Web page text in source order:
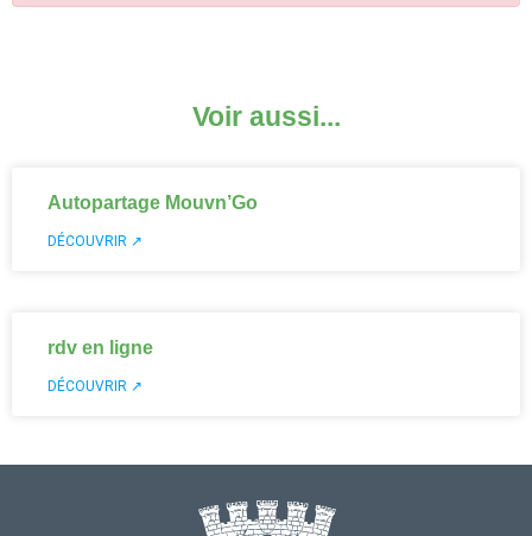
Voir aussi...
Autopartage Mouvn’Go
DÉCOUVRIR ↗
rdv en ligne
DÉCOUVRIR ↗